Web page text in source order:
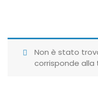
GiubbottiNon è stato
corrisponde alla